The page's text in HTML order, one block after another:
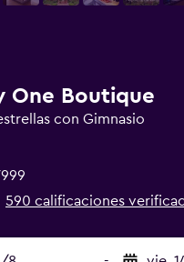
One Boutique
con Gimnasio
590 calificaciones